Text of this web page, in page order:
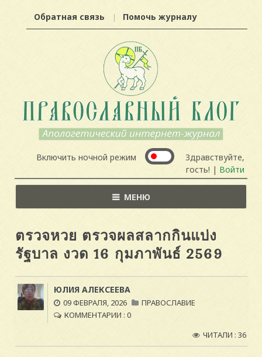
Обратная связь Помочь журналу
Включить ночной режим
Здравствуйте,
гость! | Войти
МЕНЮ
ตรวจหวย ตรวจผลสลากกินแบ่ง
รัฐบาล งวด 16 กุมภาพันธ์ 2569
ЮЛИЯ АЛЕКСЕЕВА
09 ФЕВРАЛЯ, 2026
ПРАВОСЛАВИЕ
КОММЕНТАРИИ : 0
ЧИТАЛИ : 36